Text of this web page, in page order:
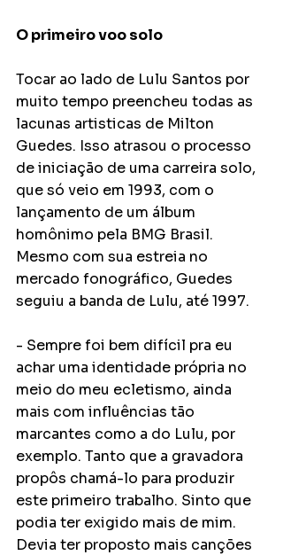
O primeiro voo solo
Tocar ao lado de Lulu Santos por
muito tempo preencheu todas as
lacunas artisticas de Milton
Guedes. Isso atrasou o processo
de iniciação de uma carreira solo,
que só veio em 1993, com o
lançamento de um álbum
homônimo pela BMG Brasil.
Mesmo com sua estreia no
mercado fonográfico, Guedes
seguiu a banda de Lulu, até 1997.
- Sempre foi bem difícil pra eu
achar uma identidade própria no
meio do meu ecletismo, ainda
mais com influências tão
marcantes como a do Lulu, por
exemplo. Tanto que a gravadora
propôs chamá-lo para produzir
este primeiro trabalho. Sinto que
podia ter exigido mais de mim.
Devia ter proposto mais canções